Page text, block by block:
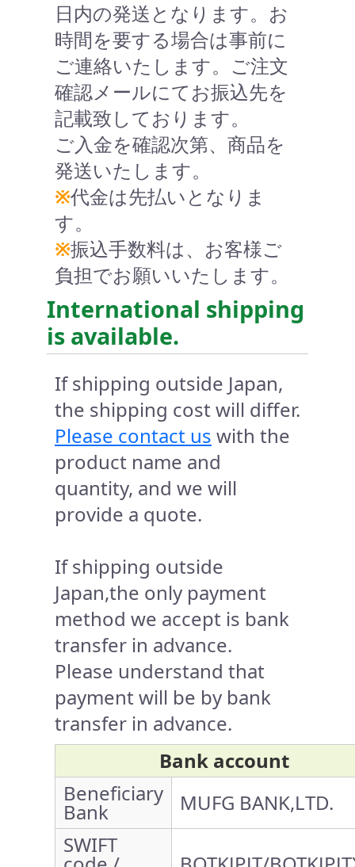
日内の発送となります。お
時間を要する場合は事前に
ご連絡いたします。ご注文
確認メールにてお振込先を
記載致しております。
ご入金を確認次第、商品を
発送いたします。
※代金は先払いとなりま
す。
※振込手数料は、お客様ご
負担でお願いいたします。
International shipping
is available.
If shipping outside Japan,
the shipping cost will differ.
Please contact us with the
product name and
quantity, and we will
provide a quote.
If shipping outside
Japan,the only payment
method we accept is bank
transfer in advance.
Please understand that
payment will be by bank
transfer in advance.
Bank account
Beneficiary
Bank
MUFG BANK,LTD.
SWIFT